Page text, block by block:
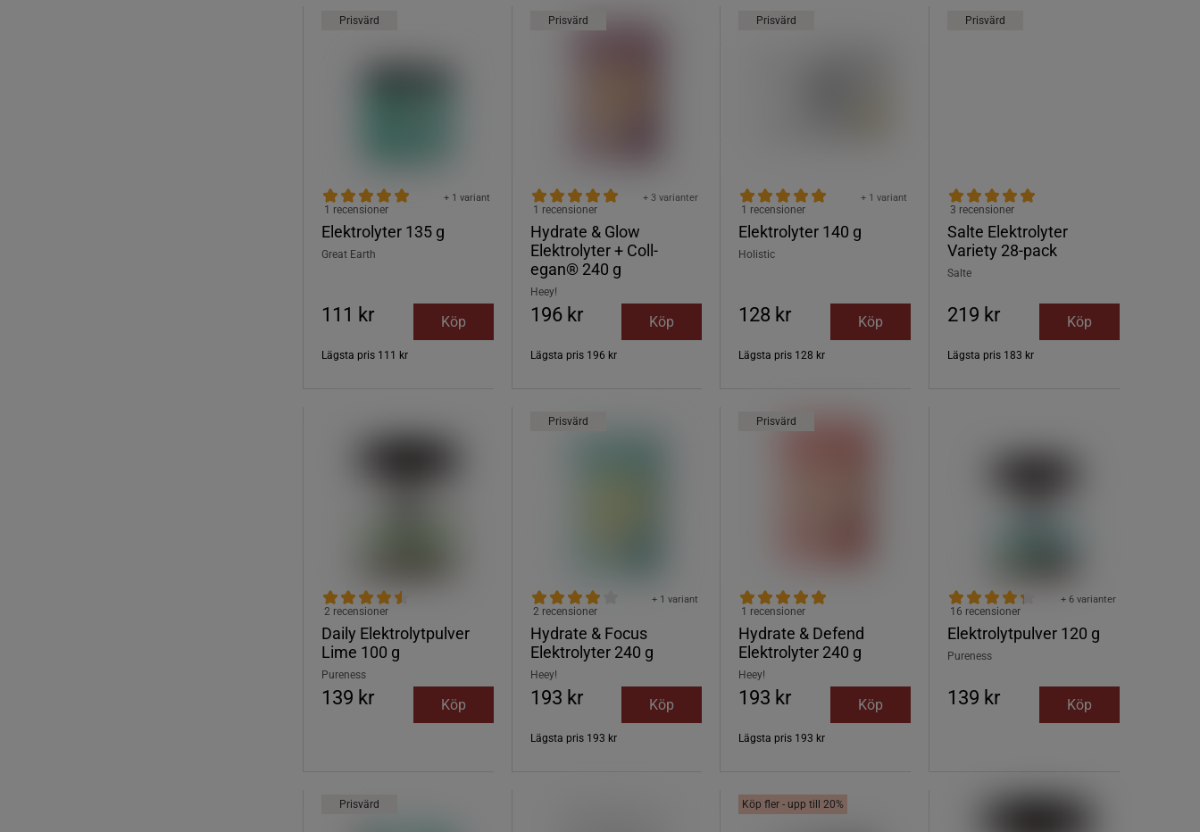
Prisvärd
Elektrolyter 135 g
+ 1 variant
1 recensioner
Great Earth
111 kr Köp
Lägsta pris 111 kr
Prisvärd
Hydrate & Glow
Elektrolyter + Coll-
egan® 240 g
+ 3 varianter
1 recensioner
Heey!
196 kr Köp
Lägsta pris 196 kr
Prisvärd
Elektrolyter 140 g
+ 1 variant
1 recensioner
Holistic
128 kr Köp
Lägsta pris 128 kr
Prisvärd
Salte Elektrolyter
Variety 28-pack
3 recensioner
Salte
219 kr Köp
Lägsta pris 183 kr
Daily Elektrolytpulver
Lime 100 g
2 recensioner
Pureness
139 kr Köp
Prisvärd
Hydrate & Focus
Elektrolyter 240 g
+ 1 variant
2 recensioner
Heey!
193 kr Köp
Lägsta pris 193 kr
Prisvärd
Hydrate & Defend
Elektrolyter 240 g
1 recensioner
Heey!
193 kr Köp
Lägsta pris 193 kr
Elektrolytpulver 120 g
+ 6 varianter
16 recensioner
Pureness
139 kr Köp
Prisvärd Köp fler - upp till 20%